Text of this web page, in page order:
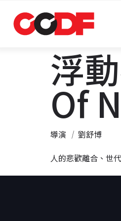
浮
Of
導演 │ 劉舒博
人的悲歡離合、世